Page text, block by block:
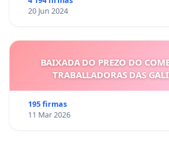
20 Jun 2024
BAIXADA DO PREZO DO
TRABALLADORAS DAS
195 firmas
11 Mar 2026